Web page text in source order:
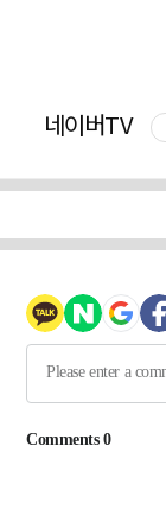
네이버TV